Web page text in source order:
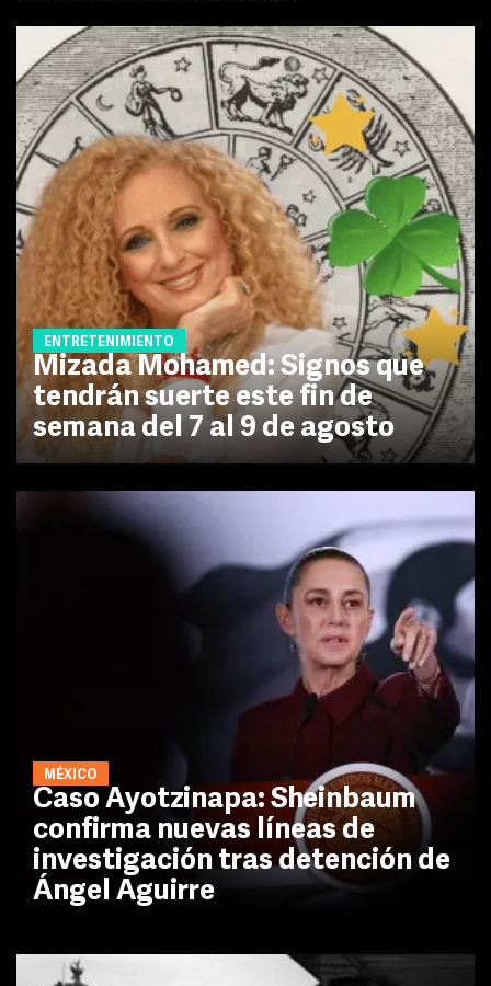
ENTRETENIMIENTO
Mizada Mohamed: Signos que
tendrán suerte este fin de
semana del 7 al 9 de agosto
MÉXICO
Caso Ayotzinapa: Sheinbaum
confirma nuevas líneas de
investigación tras detención de
Ángel Aguirre